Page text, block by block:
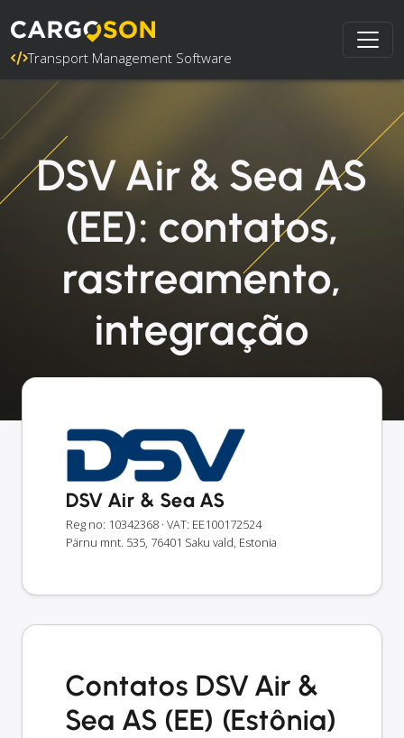
Transport Management Software
DSV Air & Sea AS
(EE): contatos,
rastreamento,
integração
DSV Air & Sea AS
Reg no: 10342368 · VAT: EE100172524
Pärnu mnt. 535, 76401 Saku vald, Estonia
Contatos DSV Air &
Sea AS (EE) (Estônia)